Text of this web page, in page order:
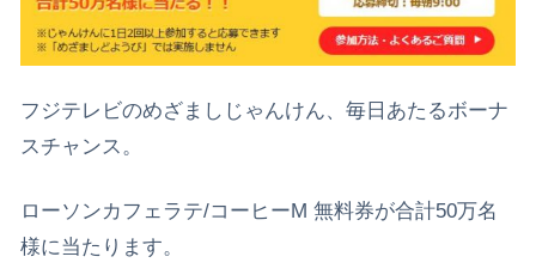
フジテレビのめざましじゃんけん、毎日あたるボーナ
スチャンス。
ローソンカフェラテ/コーヒーM 無料券が合計50万名
様に当たります。